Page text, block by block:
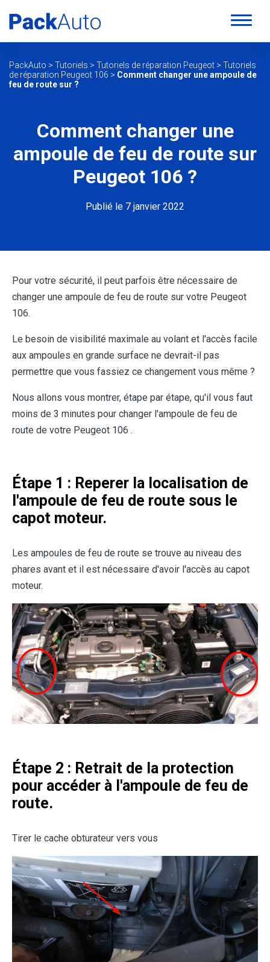
PackAuto > Tutoriels > Tutoriels de réparation Peugeot > Tutoriels
de réparation Peugeot 106 > Comment changer une ampoule de
feu de route sur ?
Comment changer une
ampoule de feu de route sur
Peugeot 106 ?
Publié le 7 janvier 2022
Pour votre sécurité, il peut parfois être nécessaire de
changer une ampoule de feu de route sur votre Peugeot
106.
Le besoin de visibilité maximale au volant et l'accès facile
aux ampoules en grande surface ne devrait-il pas
permettre que vous fassiez ce changement vous même ?
Nous allons vous montrer, étape par étape, qu'il vous faut
moins de 3 minutes pour changer l'ampoule de feu de
route de votre Peugeot 106 .
Étape 1 : Reperer la localisation de
l'ampoule de feu de route sous le
capot moteur.
Les ampoules de feu de route se trouve au niveau des
phares avant et il est nécessaire d'avoir l'accès au capot
moteur.
Étape 2 : Retrait de la protection
pour accéder à l'ampoule de feu de
route.
Tirer le cache obturateur vers vous